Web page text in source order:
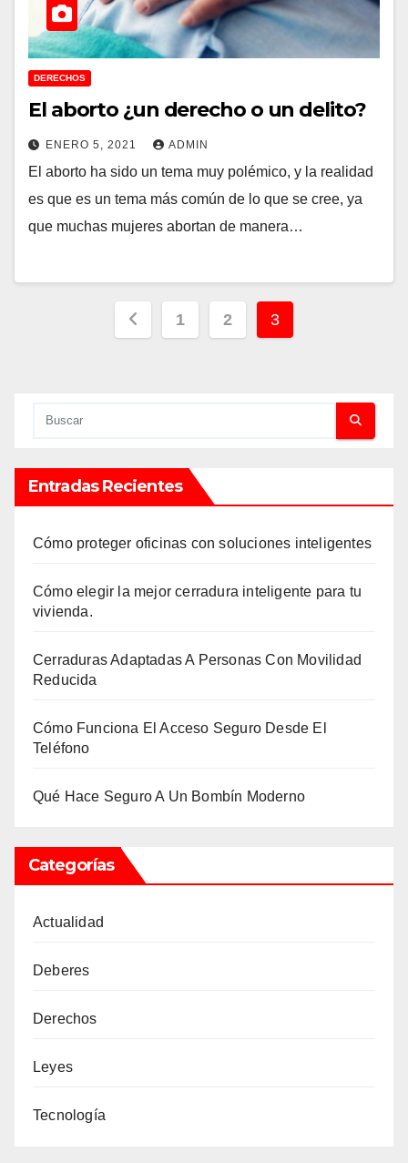
DERECHOS
El aborto ¿un derecho o un delito?
ENERO 5, 2021 ADMIN
El aborto ha sido un tema muy polémico, y la realidad
es que es un tema más común de lo que se cree, ya
que muchas mujeres abortan de manera…
Paginación
1 2 3
Entradas Recientes
Cómo proteger oficinas con soluciones inteligentes
Cómo elegir la mejor cerradura inteligente para tu
vivienda.
Cerraduras Adaptadas A Personas Con Movilidad
Reducida
Cómo Funciona El Acceso Seguro Desde El
Teléfono
Qué Hace Seguro A Un Bombín Moderno
Categorías
Actualidad
Deberes
Derechos
Leyes
Tecnología